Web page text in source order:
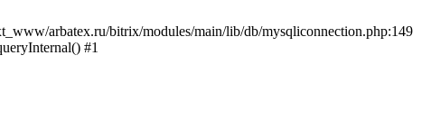
arbatex.ru/bitrix/modules/main/lib/db/mysqliconnection.php:149
#1